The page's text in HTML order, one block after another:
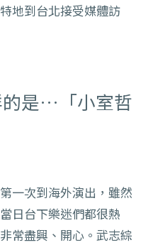
地到台北接受媒體訪
的是…「小室哲
一次到海外演出，雖然
日台下樂迷們都很熱
常盡興、開心。武志綜